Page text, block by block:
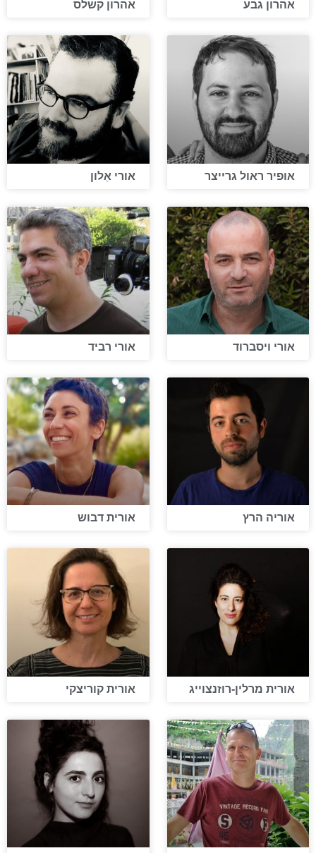
אהרון גבע אהרון קשלס
אופיר ראול גרייצר אורי אֵלון
אורי ויסברוד אורי רביד
אוריה הרץ אורית דבוש
אורית מרלין-רוזנצוייג אורית קוריצקי